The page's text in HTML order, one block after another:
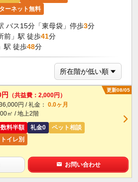
ーネット無料
バス15分「東母袋」停歩3分
前」駅 徒歩41分
駅 徒歩48分
更新08/05
（共益費：2,000円）
円 / 礼金： 0.0ヶ月
㎡ / 地上2階
料半額
礼金0
ペット相談
イレ別
お問い合わせ